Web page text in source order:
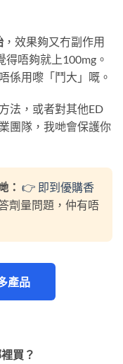
，效果夠又冇副作用
唔夠就上100mg。
係用嚟「鬥大」嘅。
法，或者對其他ED
團隊，我哋會保護你
： 👉 即到優購香
劑量問題，仲有唔
產品
買？